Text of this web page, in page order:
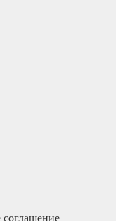
соглашение